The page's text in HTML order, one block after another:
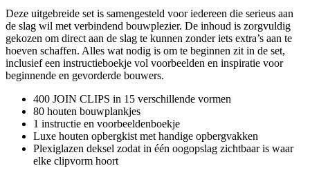
Deze uitgebreide set is samengesteld voor iedereen die serieus aan
de slag wil met verbindend bouwplezier. De inhoud is zorgvuldig
gekozen om direct aan de slag te kunnen zonder iets extra’s aan te
hoeven schaffen. Alles wat nodig is om te beginnen zit in de set,
inclusief een instructieboekje vol voorbeelden en inspiratie voor
beginnende en gevorderde bouwers.
400 JOIN CLIPS in 15 verschillende vormen
80 houten bouwplankjes
1 instructie en voorbeeldenboekje
Luxe houten opbergkist met handige opbergvakken
Plexiglazen deksel zodat in één oogopslag zichtbaar is waar
elke clipvorm hoort